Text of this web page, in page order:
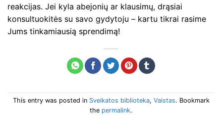
reakcijas. Jei kyla abejonių ar klausimų, drąsiai
konsultuokitės su savo gydytoju – kartu tikrai rasime
Jums tinkamiausią sprendimą!
This entry was posted in Sveikatos biblioteka, Vaistas. Bookmark
the permalink.